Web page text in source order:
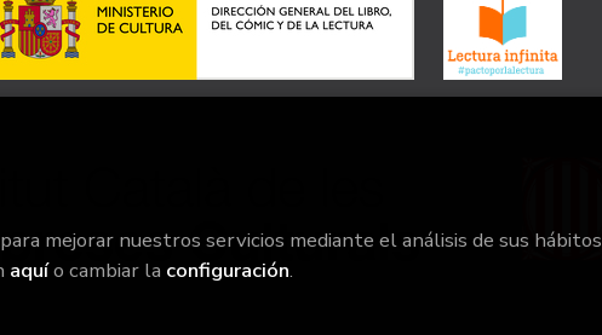
mejorar nuestros servicios mediante el análisis de sus hábitos
aquío cambiar la configuración.